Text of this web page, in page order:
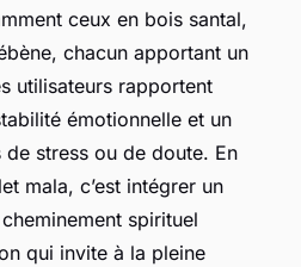
ceux en bois santal,
chacun apportant un
utilisateurs rapportent
émotionnelle et un
stress ou de doute. En
mala, c’est intégrer un
spirituel
qui invite à la pleine